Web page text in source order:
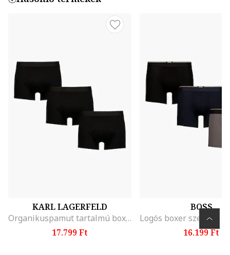
KARL LAGERFELD
Organikuspamut tartalmú boxer szett - 3 db, Fekete
17.799 Ft
BOSS
16.199 Ft